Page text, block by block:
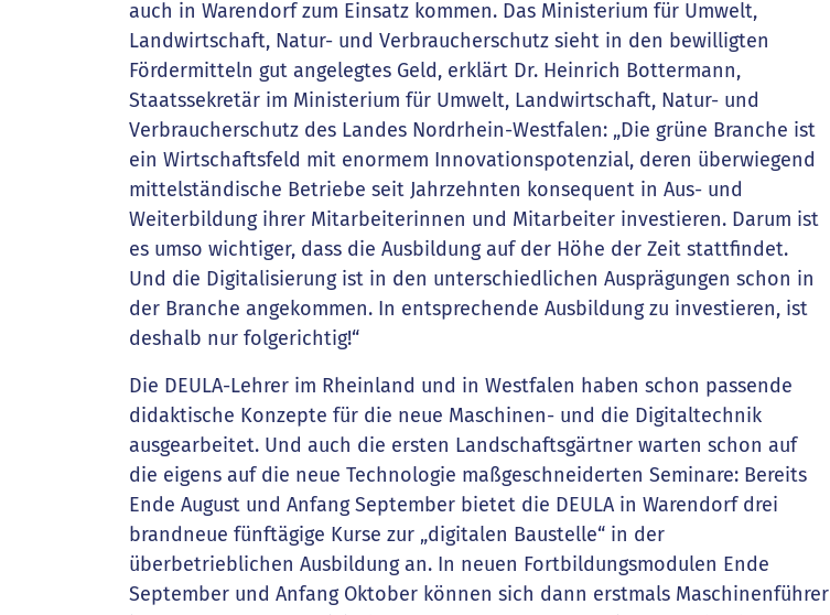
auch in Warendorf zum Einsatz kommen. Das Ministerium für Umwelt,
Landwirtschaft, Natur- und Verbraucherschutz sieht in den bewilligten
Fördermitteln gut angelegtes Geld, erklärt Dr. Heinrich Bottermann,
Staatssekretär im Ministerium für Umwelt, Landwirtschaft, Natur- und
Verbraucherschutz des Landes Nordrhein-Westfalen: „Die grüne Branche ist
ein Wirtschaftsfeld mit enormem Innovationspotenzial, deren überwiegend
mittelständische Betriebe seit Jahrzehnten konsequent in Aus- und
Weiterbildung ihrer Mitarbeiterinnen und Mitarbeiter investieren. Darum ist
es umso wichtiger, dass die Ausbildung auf der Höhe der Zeit stattfindet.
Und die Digitalisierung ist in den unterschiedlichen Ausprägungen schon in
der Branche angekommen. In entsprechende Ausbildung zu investieren, ist
deshalb nur folgerichtig!“
Die DEULA-Lehrer im Rheinland und in Westfalen haben schon passende
didaktische Konzepte für die neue Maschinen- und die Digitaltechnik
ausgearbeitet. Und auch die ersten Landschaftsgärtner warten schon auf
die eigens auf die neue Technologie maßgeschneiderten Seminare: Bereits
Ende August und Anfang September bietet die DEULA in Warendorf drei
brandneue fünftägige Kurse zur „digitalen Baustelle“ in der
überbetrieblichen Ausbildung an. In neuen Fortbildungsmodulen Ende
September und Anfang Oktober können sich dann erstmals Maschinenführer